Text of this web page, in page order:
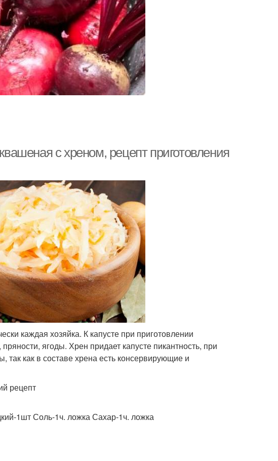
с хреном, рецепт приготовления
каждая хозяйка. К капусте при приготовлении
ягоды. Хрен придает капусте пикантность, при
так как в составе хрена есть консервирующие и
рецепт
1шт Соль-1ч. ложка Сахар-1ч. ложка